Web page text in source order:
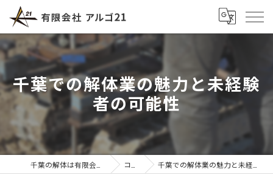
千葉での解体業の魅力と未経験
者の可能性
コラム 千葉での解体業の魅力と未経験者の可能性